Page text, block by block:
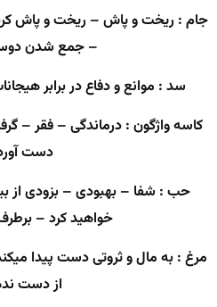
جام : ریخت و پاش – ریخت و پاش
– جمع شدن
سد : موانع و دفاع در برابر
کاسه واژگون : درماندگی – فقر –
دست
حب : شفا – بهبودی – بزودی از
خواهید کرد –
مرغ : به مال و ثروتی دست پیدا
از دست